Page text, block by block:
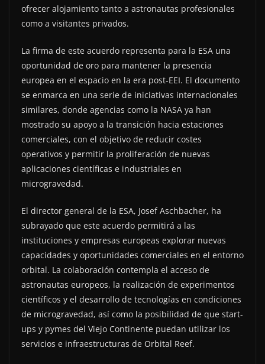
ofrecer alojamiento tanto a astronautas profesionales
como a visitantes privados.
La firma de este acuerdo representa para la ESA una
oportunidad de oro para mantener la presencia
europea en el espacio en la era post-EEI. El documento
se enmarca en una serie de iniciativas internacionales
similares, donde agencias como la NASA ya han
mostrado su apoyo a la transición hacia estaciones
comerciales, con el objetivo de reducir costes
operativos y permitir la proliferación de nuevas
aplicaciones científicas e industriales en
microgravedad.
El director general de la ESA, Josef Aschbacher, ha
subrayado que este acuerdo permitirá a las
instituciones y empresas europeas explorar nuevas
capacidades y oportunidades comerciales en el entorno
orbital. La colaboración contempla el acceso de
astronautas europeos, la realización de experimentos
científicos y el desarrollo de tecnologías en condiciones
de microgravedad, así como la posibilidad de que start-
ups y pymes del Viejo Continente puedan utilizar los
servicios e infraestructuras de Orbital Reef.